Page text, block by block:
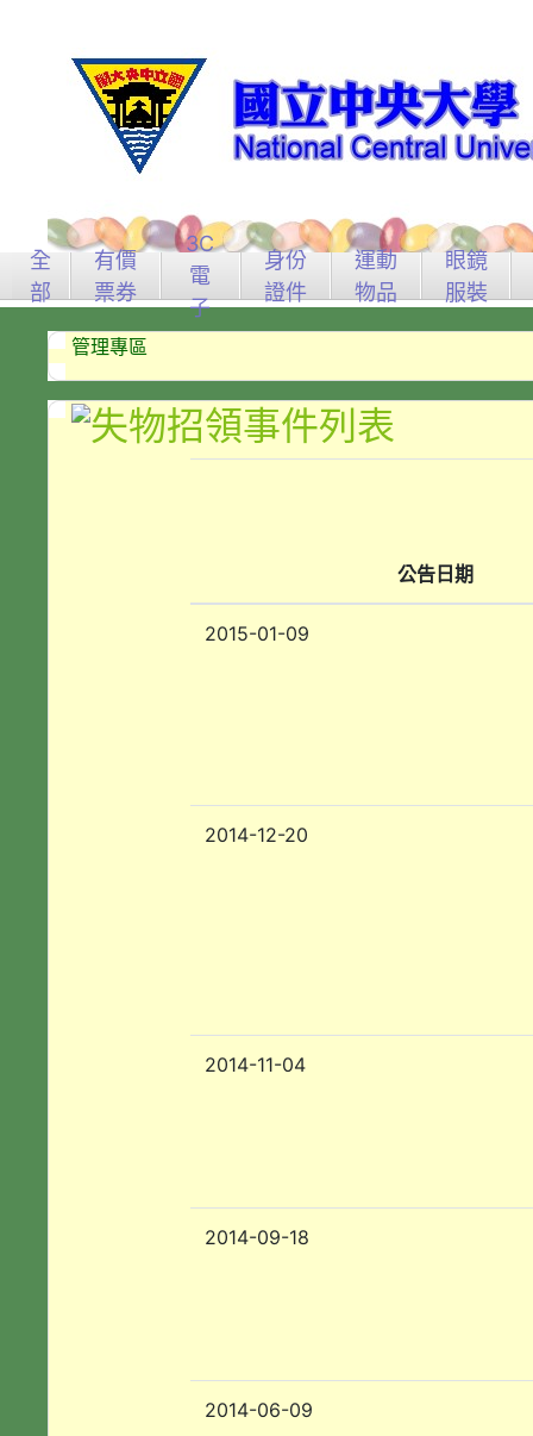
全
部
有價
票券
3C
電
子
身份
證件
運動
物品
眼鏡
服裝
管理專區
公告日期
2015-01-09
2014-12-20
2014-11-04
2014-09-18
2014-06-09